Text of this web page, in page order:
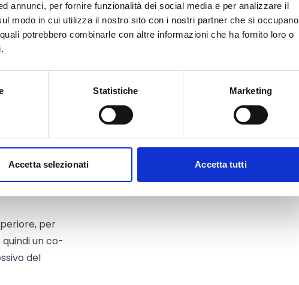
annunci, per fornire funzionalità dei social media e per analizzare il
modo in cui utilizza il nostro sito con i nostri partner che si occupano
potrebbero combinarle con altre informazioni che ha fornito loro o
Statistiche Marketing
Accetta selezionati Accetta tutti
regionali
a Torino.
all’articolo
dei
per
un co-
del